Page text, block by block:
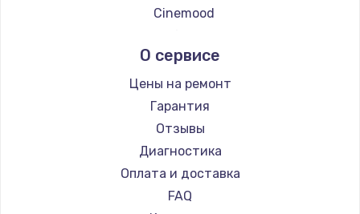
Cinemood
Barco
Xgimi
Canon
JVC
Casio
Hiper
HITACHI
О сервисе
Цены на ремонт
Гарантия
Отзывы
Диагностика
Оплата и доставка
FAQ